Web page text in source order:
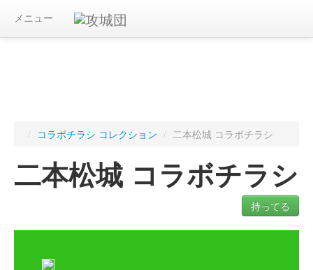
メニュー
/ コラボチラシ コレクション / 二本松城 コラボチラシ
二本松城 コラボチラシ
持ってる